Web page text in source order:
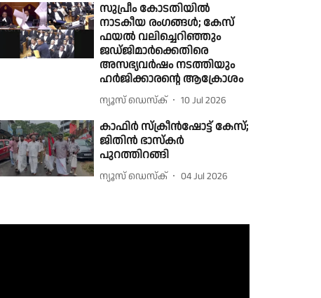
സുപ്രീം കോടതിയിൽ
നാടകീയ രംഗങ്ങൾ; കേസ്
ഫയൽ വലിച്ചെറിഞ്ഞും
ജഡ്ജിമാർക്കെതിരെ
അസഭ്യവർഷം നടത്തിയും
ഹർജിക്കാരൻ്റെ ആക്രോശം
ന്യൂസ് ഡെസ്ക് 10 Jul 2026
കാഫിർ സ്ക്രീൻഷോട്ട് കേസ്;
ജിതിൻ ഭാസ്കർ
പുറത്തിറങ്ങി
ന്യൂസ് ഡെസ്ക് 04 Jul 2026